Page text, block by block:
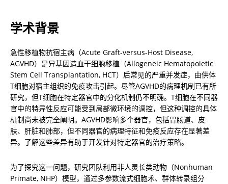
学术背景
急性移植物抗宿主病（Acute Graft-versus-Host Disease,
AGVHD）是异基因造血干细胞移植（Allogeneic Hematopoietic
Stem Cell Transplantation, HCT）后常见的严重并发症，由供体
T细胞对宿主组织的免疫攻击引起。尽管AGVHD的病理机制已有所
研究，但T细胞在特定器官中的分化机制仍不明确。T细胞在不同器
官中的特异性反应可能受到局部微环境的调控，但这种调控的具体
机制尚未被完全阐明。AGVHD影响多个器官，包括胃肠道、皮
肤、肝脏和肺部，但不同器官的病理特征和免疫反应存在显著差
异。了解这些差异有助于开发针对特定器官的治疗策略。
为了探究这一问题，研究团队利用非人灵长类动物（Nonhuman
Primate, NHP）模型，通过多参数流式细胞术、群体转录组分